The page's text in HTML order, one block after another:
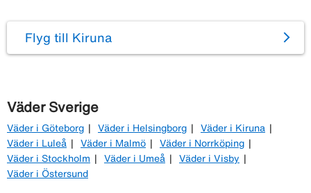
Flyg till Kiruna
Väder Sverige
Väder i Göteborg Väder i Helsingborg
Väder i Kiruna
Väder i Luleå
Väder i Malmö
Väder i Norrköping
Väder i Stockholm
Väder i Umeå
Väder i Visby
Väder i Östersund